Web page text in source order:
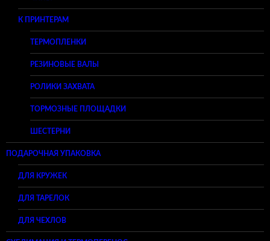
К ПРИНТЕРАМ
ТЕРМОПЛЕНКИ
РЕЗИНОВЫЕ ВАЛЫ
РОЛИКИ ЗАХВАТА
ТОРМОЗНЫЕ ПЛОЩАДКИ
ШЕСТЕРНИ
ПОДАРОЧНАЯ УПАКОВКА
ДЛЯ КРУЖЕК
ДЛЯ ТАРЕЛОК
ДЛЯ ЧЕХЛОВ